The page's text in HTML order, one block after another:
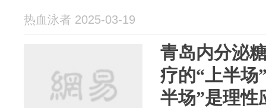
热血泳者 2025-03-19
青岛内分泌
疗的“上半场
半场”是理性